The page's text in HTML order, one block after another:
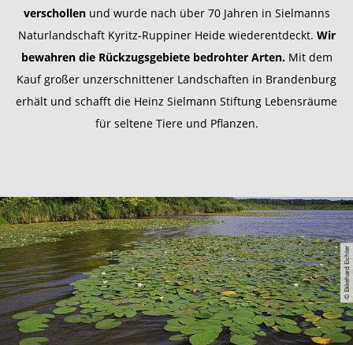
verschollenund wurde nach über 70 Jahren in Sielmanns
Naturlandschaft Kyritz-Ruppiner Heide wiederentdeckt. Wir
bewahren die Rückzugsgebiete bedrohter Arten.Mit dem
Kauf großer unzerschnittener Landschaften in Brandenburg
erhält und schafft die Heinz Sielmann Stiftung Lebensräume
für seltene Tiere und Pflanzen.
© Ekkehard Eichler